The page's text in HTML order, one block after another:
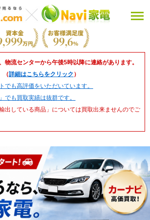
物流センターから午後5時以降に連絡があります。
（詳細はこちらをクリック ）
でも高評価をいただいています。
でも買取実績は抜群です。
出している商品」については買取出来ませんのでご